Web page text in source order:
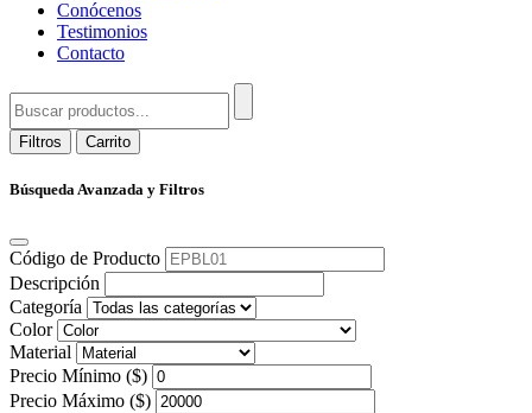
Conócenos
Testimonios
Contacto
Filtros Carrito
Búsqueda Avanzada y Filtros
Código de Producto
Descripción
Categoría
Color
Material
Precio Mínimo ($)
Precio Máximo ($)